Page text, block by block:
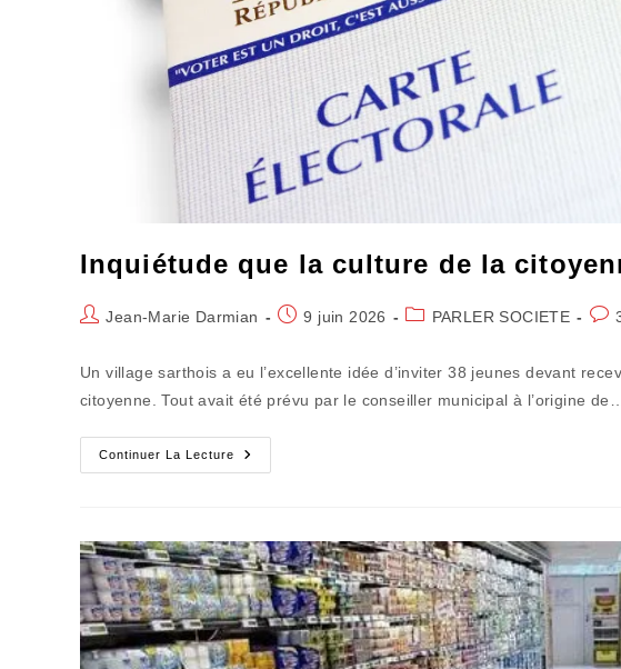
Inquiétude que la culture de la
Auteur/autrice
publication :
Jean-Marie Darmian
Publication
9 juin 2026
PostPARLER SOCIETE
Un village sarthois a eu l’excellente idée d’inviter 38 jeunes devant
citoyenne. Tout avait été prévu par le conseiller municipal à l’origine de…
Continuer La Lecture
Inquiétude
Que
Citoyenneté
Chez
Les
Jeunes